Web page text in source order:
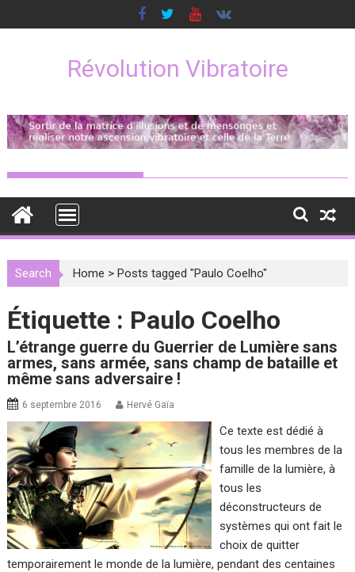
to
Révolution Vibratoire
Search Home >Posts tagged "Paulo Coelho"
Étiquette : Paulo Coelho
L’étrange guerre du Guerrier de Lumière sans
armes, sans armée, sans champ de bataille et
même sans adversaire !
6 septembre 2016 Hervé Gaïa
Ce texte est dédié à
tous les membres de la
famille de la lumière, à
tous les
déconstructeurs de
systèmes qui ont fait le
choix de quitter
temporairement le monde de la lumière, pendant des centaines